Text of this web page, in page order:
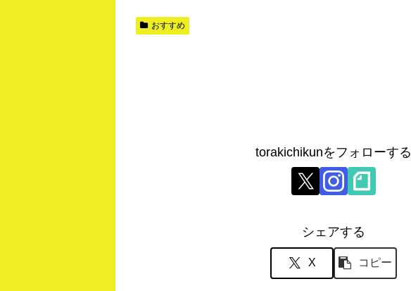
おすすめ
torakichikunをフォローする
シェアする
X コピー